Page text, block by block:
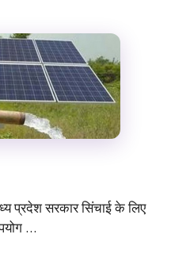
प्रदेश सरकार सिंचाई के लिए
…